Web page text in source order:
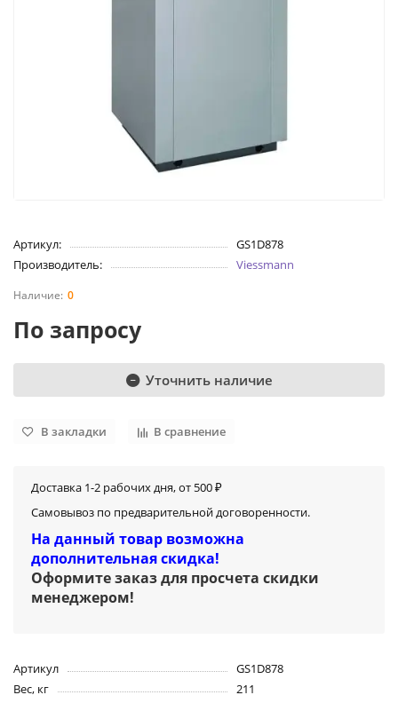
Артикул:
GS1D878
Производитель:
Viessmann
0
По запросу
Уточнить наличие
В закладки В сравнение
Доставка 1-2 рабочих дня, от 500 ₽
Самовывоз по предварительной договоренности.
На данный товар возможна
дополнительная скидка!
Оформите заказ для просчета скидки
менеджером!
Артикул
GS1D878
Вес, кг
211